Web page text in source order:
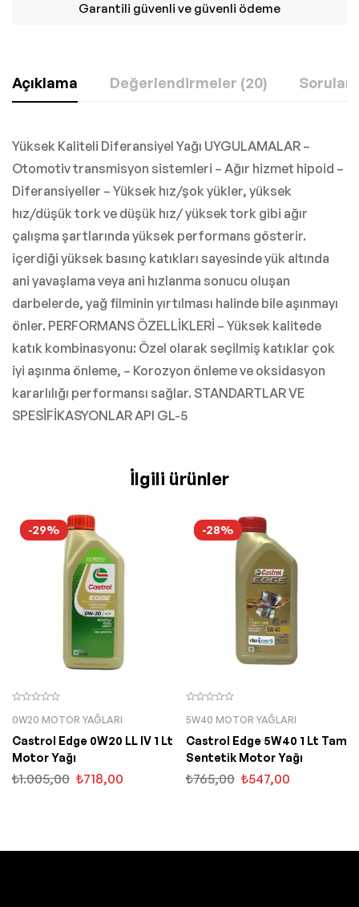
Garantili güvenli ve güvenli ödeme
Açıklama Değerlendirmeler (20) Sorular
Yüksek Kaliteli Diferansiyel Yağı UYGULAMALAR –
Otomotiv transmisyon sistemleri – Ağır hizmet hipoid –
Diferansiyeller – Yüksek hız/şok yükler, yüksek
hız/düşük tork ve düşük hız/ yüksek tork gibi ağır
çalışma şartlarında yüksek performans gösterir.
içerdiği yüksek basınç katıkları sayesinde yük altında
ani yavaşlama veya ani hızlanma sonucu oluşan
darbelerde, yağ filminin yırtılması halinde bile aşınmayı
önler. PERFORMANS ÖZELLİKLERİ – Yüksek kalitede
katık kombinasyonu: Özel olarak seçilmiş katıklar çok
iyi aşınma önleme, – Korozyon önleme ve oksidasyon
kararlılığı performansı sağlar. STANDARTLAR VE
SPESİFİKASYONLAR API GL-5
İlgili ürünler
-29%
0W20 MOTOR YAĞLARI
Castrol Edge 0W20 LL IV 1 Lt
Motor Yağı
₺1.005,00 ₺718,00
-28%
5W40 MOTOR YAĞLARI
Castrol Edge 5W40 1 Lt Tam
Sentetik Motor Yağı
₺765,00 ₺547,00